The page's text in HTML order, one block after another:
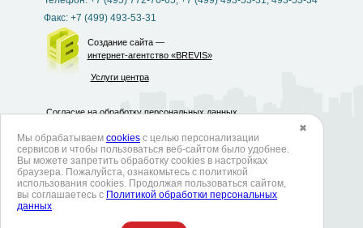
Факс: +7 (499) 493-53-31
Создание сайта —
интернет-агентство «BREVIS»
Услуги центра
Согласие на обработку персональных данных
Политика в отношении обработки персональных данных
Политика использования cookies
Согласие на обработку данных метрическими программами
✖
Мы обрабатываем cookies с целью персонализации
сервисов и чтобы пользоваться веб-сайтом было удобнее.
Вы можете запретить обработку сookies в настройках
браузера. Пожалуйста, ознакомьтесь с политикой
использования cookies. Продолжая пользоваться сайтом,
вы соглашаетесь с Политикой обработки персональных
данных.